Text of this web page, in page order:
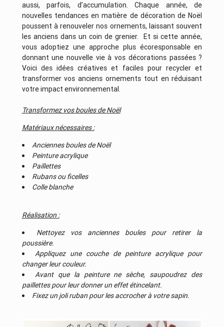
aussi, parfois, d’accumulation. Chaque année, de
nouvelles tendances en matière de décoration de Noël
poussent à renouveler nos ornements, laissant souvent
les anciens dans un coin de grenier.
Et si cette année,
vous adoptiez une approche plus écoresponsable en
donnant une nouvelle vie à vos décorations passées ?
Voici des idées créatives et faciles pour recycler et
transformer vos anciens ornements tout en réduisant
votre impact environnemental.
Transformez vos boules de Noël
Matériaux nécessaires :
Anciennes boules de Noël
Peinture acrylique
Paillettes
Rubans ou ficelles
Colle blanche
Réalisation :
Nettoyez vos anciennes boules pour retirer la
poussière.
Appliquez une couche de peinture acrylique pour
changer leur couleur.
Avant que la peinture ne sèche, saupoudrez des
paillettes pour leur donner un effet étincelant.
Fixez un joli ruban pour les accrocher à votre sapin.